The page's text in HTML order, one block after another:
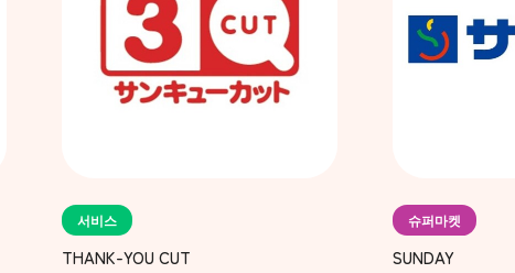
서비스
THANK-YOU CUT
슈퍼마켓
SUNDAY